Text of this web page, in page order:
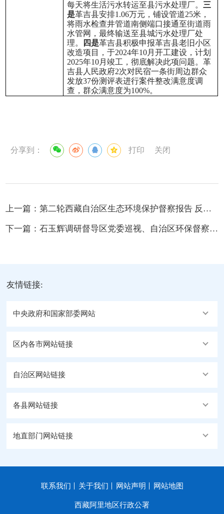
每天将生活污水转运至县污水处理厂。 三
是革吉县安排1.06万元，铺设管道25米，
将雨水检查井管道南侧端口接通至街道雨
水管网，最终输送至县城污水处理厂处
理。
四是革吉县积极申报革吉县老旧小区
改造项目，于2024年10月开工建设，计划
2025年10月竣工，彻底解决此项问题。革
吉县人民政府2次对民宿一条街周边群众
发放37份测评表进行案件整改满意度调
查，群众满意度为100%。
分享到： 打印 关闭
上一篇： 第二轮西藏自治区生态环境保护督察报告 反馈意见（8-1）整改措施完成 情况公示表
下一篇： 石玉辉调研督导区党委巡视、自治区环保督察反馈问题整改情况和城乡环境综合提升工作
友情链接:
中央政府和国家部委网站
区内各市网站链接
自治区网站链接
各县网站链接
地直部门网站链接
联系我们 关于我们 网站声明 网站地图
西藏阿里地区行政公署